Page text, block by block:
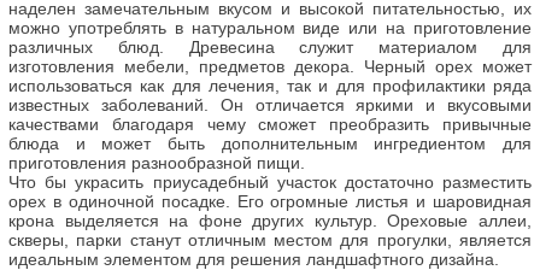
наделен замечательным вкусом и высокой питательностью, их
можно употреблять в натуральном виде или на приготовление
различных блюд. Древесина служит материалом для
изготовления мебели, предметов декора. Черный орех может
использоваться как для лечения, так и для профилактики ряда
известных заболеваний. Он отличается яркими и вкусовыми
качествами благодаря чему сможет преобразить привычные
блюда и может быть дополнительным ингредиентом для
приготовления разнообразной пищи.
Что бы украсить приусадебный участок достаточно разместить
орех в одиночной посадке. Его огромные листья и шаровидная
крона выделяется на фоне других культур. Ореховые аллеи,
скверы, парки станут отличным местом для прогулки, является
идеальным элементом для решения ландшафтного дизайна.